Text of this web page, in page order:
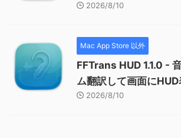
2026/8/10
Mac App Store 以外
FFTrans HUD 1.1.0 -
ム翻訳して画面にHUD
2026/8/10